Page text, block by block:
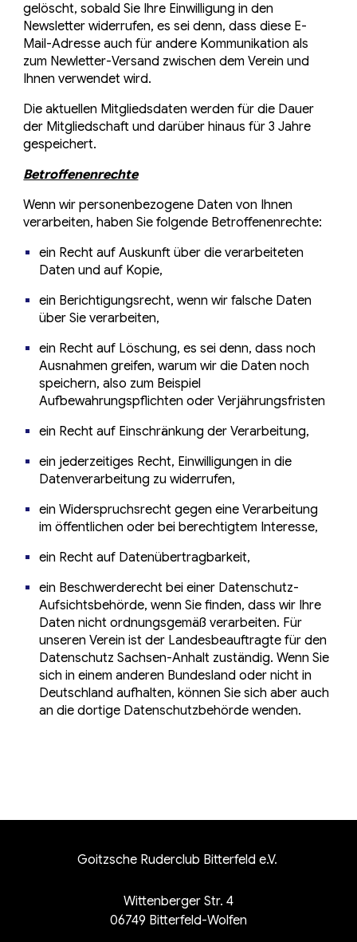
gelöscht, sobald Sie Ihre Einwilligung in den
Newsletter widerrufen, es sei denn, dass diese E-
Mail-Adresse auch für andere Kommunikation als
zum Newletter-Versand zwischen dem Verein und
Ihnen verwendet wird.
Die aktuellen Mitgliedsdaten werden für die Dauer
der Mitgliedschaft und darüber hinaus für 3 Jahre
gespeichert.
Betroffenenrechte
Wenn wir personenbezogene Daten von Ihnen
verarbeiten, haben Sie folgende Betroffenenrechte:
ein Recht auf Auskunft über die verarbeiteten
Daten und auf Kopie,
ein Berichtigungsrecht, wenn wir falsche Daten
über Sie verarbeiten,
ein Recht auf Löschung, es sei denn, dass noch
Ausnahmen greifen, warum wir die Daten noch
speichern, also zum Beispiel
Aufbewahrungspflichten oder Verjährungsfristen
ein Recht auf Einschränkung der Verarbeitung,
ein jederzeitiges Recht, Einwilligungen in die
Datenverarbeitung zu widerrufen,
ein Widerspruchsrecht gegen eine Verarbeitung
im öffentlichen oder bei berechtigtem Interesse,
ein Recht auf Datenübertragbarkeit,
ein Beschwerderecht bei einer Datenschutz-
Aufsichtsbehörde, wenn Sie finden, dass wir Ihre
Daten nicht ordnungsgemäß verarbeiten. Für
unseren Verein ist der Landesbeauftragte für den
Datenschutz Sachsen-Anhalt zuständig. Wenn Sie
sich in einem anderen Bundesland oder nicht in
Deutschland aufhalten, können Sie sich aber auch
an die dortige Datenschutzbehörde wenden.
Goitzsche Ruderclub Bitterfeld e.V.
Wittenberger Str. 4
06749 Bitterfeld-Wolfen